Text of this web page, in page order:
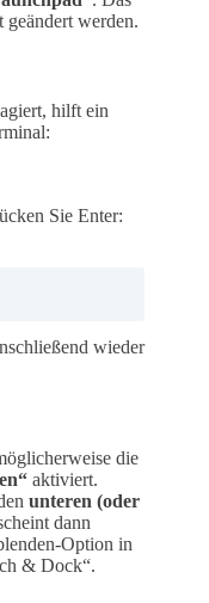
werden.
hilft ein
Sie Enter:
wieder
die
aktiviert.
unteren (oder
dann
Option in
& Dock“.